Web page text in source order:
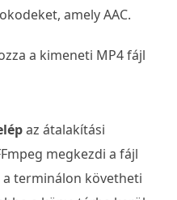
amely AAC.
a kimeneti MP4 fájl
az átalakítási
megkezdi a fájl
terminálon követheti